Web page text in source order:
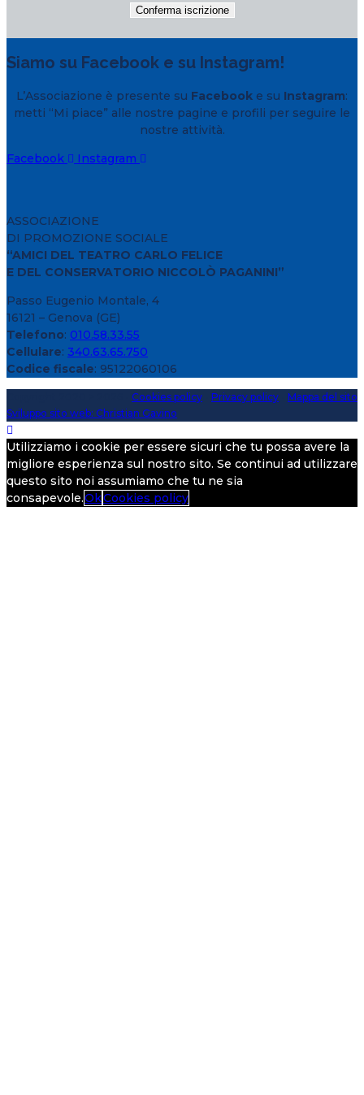
Siamo su Facebook e su Instagram!
L’Associazione è presente su Facebook e su Instagram:
metti “Mi piace” alle nostre pagine e profili per seguire le
nostre attività.
Facebook
Instagram
ASSOCIAZIONE
DI PROMOZIONE SOCIALE
“AMICI DEL TEATRO CARLO FELICE
E DEL CONSERVATORIO NICCOLÒ PAGANINI”
Passo Eugenio Montale, 4
16121 – Genova (GE)
Telefono: 010.58.33.55
Cellulare: 340.63.65.750
Codice fiscale: 95122060106
Cookies policy Privacy policy
Mappa del sito
Sviluppo sito web: Christian Gavino
Utilizziamo i cookie per essere sicuri che tu possa avere la
migliore esperienza sul nostro sito. Se continui ad utilizzare
questo sito noi assumiamo che tu ne sia
consapevole.OkCookies policy